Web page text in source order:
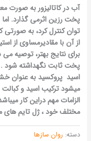
آب در کاتالیزور به صورت
پخت رزین اثرمی گذارد.
توان کنترل کرد، به صورتی
از آن با مقادیرمساوی از
برای نتایج بهتر، توصیه
پخت ثابت نگهداشته شود .
اسید پروکسید به عنوان
میشودترکیب اسید و کبالت
الزامات مهمدراین کار
مختلف خود ، ژل تایم های
دسته: روان سازها